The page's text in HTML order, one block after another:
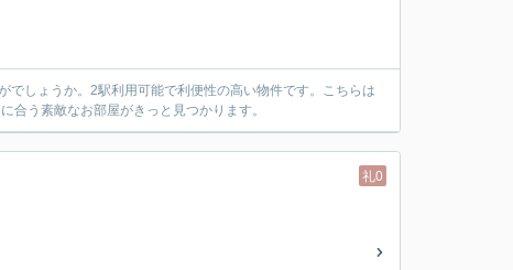
しょうか。2駅利用可能で利便性の高い物件です。こちらは
合う素敵なお部屋がきっと見つかります。
礼0